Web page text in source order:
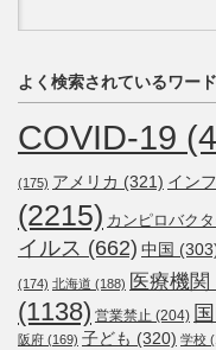
よく検索されているワード
COVID-19
(175) アメリカ (321) イン
(2215) カンピロバク
イルス (662) 中国
(174) 北海道 (188) 医療機関
(1138) 営業禁止 (204)
阪府 (169) 子ども (320) 学校